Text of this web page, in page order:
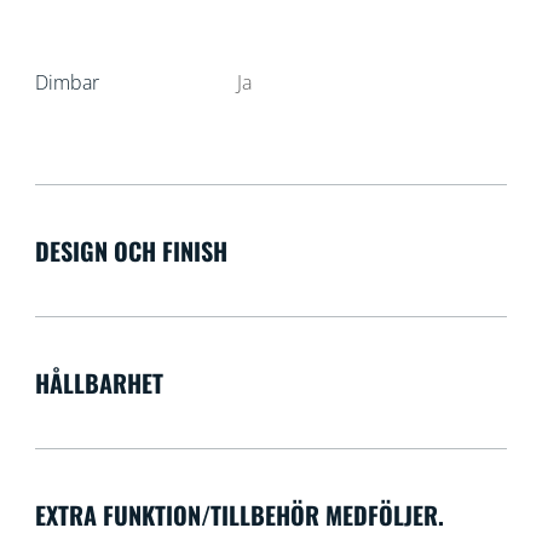
Dimbar Ja
DESIGN OCH FINISH
HÅLLBARHET
EXTRA FUNKTION/TILLBEHÖR MEDFÖLJER.